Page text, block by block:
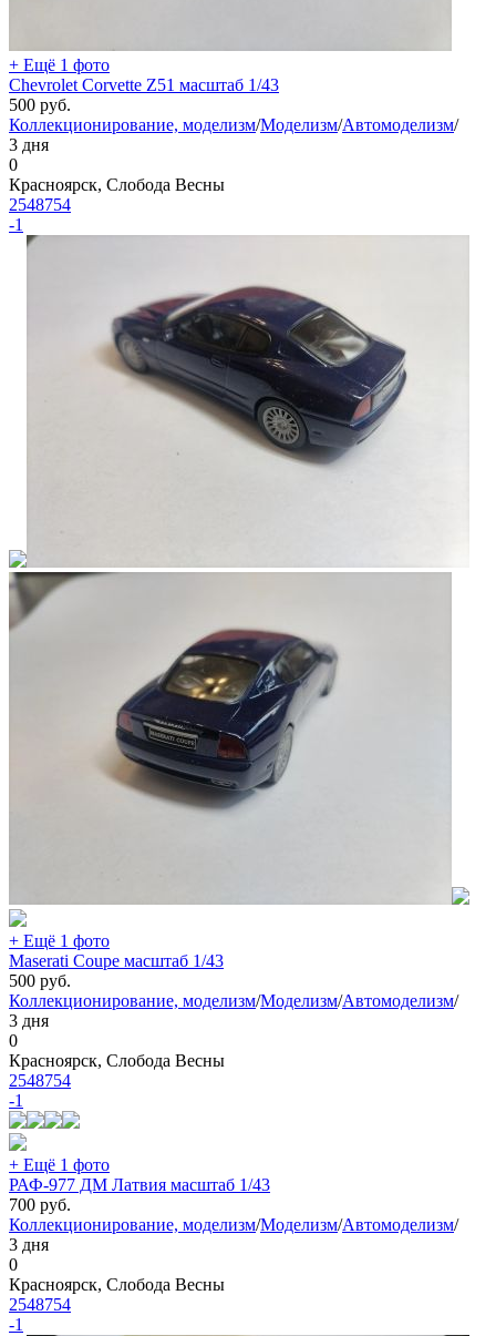
+ Ещё 1 фото
Chevrolet Corvette Z51 масштаб 1/43
500 руб.
Коллекционирование, моделизм/Моделизм/Автомоделизм/
3 дня
0
Красноярск, Слобода Весны
2548754
-1
+ Ещё 1 фото
Maserati Coupe масштаб 1/43
500 руб.
Коллекционирование, моделизм/Моделизм/Автомоделизм/
3 дня
0
Красноярск, Слобода Весны
2548754
-1
+ Ещё 1 фото
РАФ-977 ДМ Латвия масштаб 1/43
700 руб.
Коллекционирование, моделизм/Моделизм/Автомоделизм/
3 дня
0
Красноярск, Слобода Весны
2548754
-1